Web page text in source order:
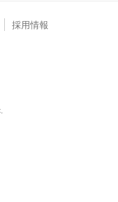
採用情報